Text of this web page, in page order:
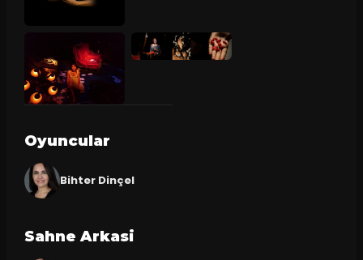
Oyuncular
Bihter Dinçel
Sahne Arkasi